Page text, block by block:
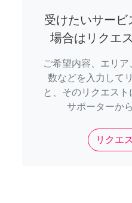
受けたいサービ
場合はリクエ
ご希望内容、エリ
数などを入力して
と、そのリクエス
サポーターか
リクエ